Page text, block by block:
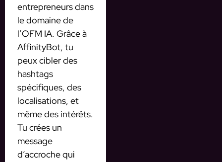
entrepreneurs dans
le domaine de
l’OFM IA. Grâce à
AffinityBot, tu
peux cibler des
hashtags
spécifiques, des
localisations, et
même des intérêts.
Tu crées un
message
d’accroche qui